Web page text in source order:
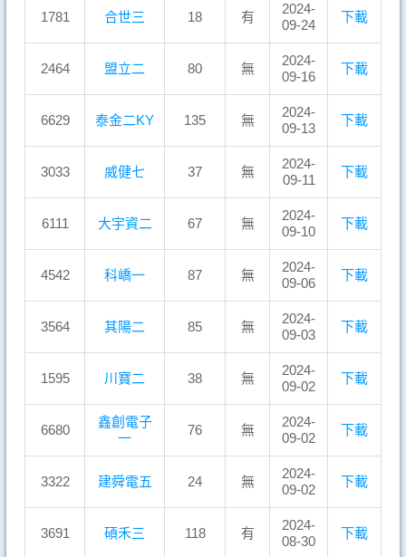
1781 合世三 18 有
2024-
09-24
下載
2464 盟立二 80 無
2024-
09-16
下載
6629 泰金二KY 135 無
2024-
09-13
下載
3033 威健七 37 無
2024-
09-11
下載
6111 大宇資二 67 無
2024-
09-10
下載
4542 科嶠一 87 無
2024-
09-06
下載
3564 其陽二 85 無
2024-
09-03
下載
1595 川寶二 38 無
2024-
09-02
下載
6680
鑫創電子
一
76 無
2024-
09-02
下載
3322 建舜電五 24 無
2024-
09-02
下載
3691 碩禾三 118 有
2024-
08-30
下載